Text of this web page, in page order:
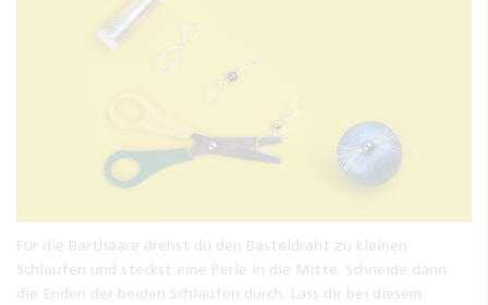
Für die Barthaare drehst du den Basteldraht zu kleinen
Schlaufen und steckst eine Perle in die Mitte. Schneide dann
die Enden der beiden Schlaufen durch. Lass dir bei diesem